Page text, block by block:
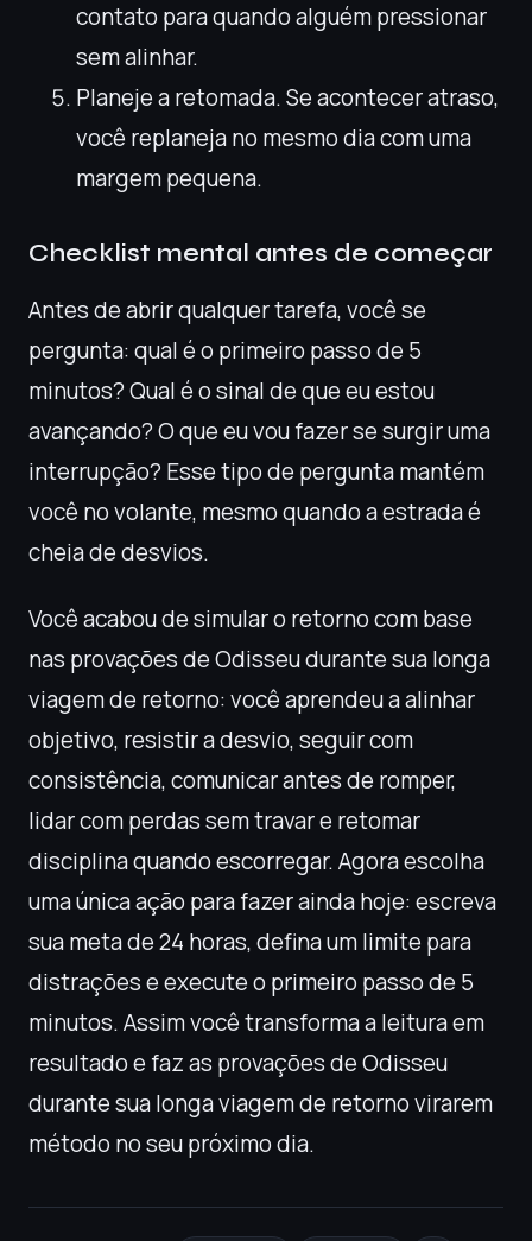
contato para quando alguém pressionar
sem alinhar.
Planeje a retomada. Se acontecer atraso,
você replaneja no mesmo dia com uma
margem pequena.
Checklist mental antes de começar
Antes de abrir qualquer tarefa, você se
pergunta: qual é o primeiro passo de 5
minutos? Qual é o sinal de que eu estou
avançando? O que eu vou fazer se surgir uma
interrupção? Esse tipo de pergunta mantém
você no volante, mesmo quando a estrada é
cheia de desvios.
Você acabou de simular o retorno com base
nas provações de Odisseu durante sua longa
viagem de retorno: você aprendeu a alinhar
objetivo, resistir a desvio, seguir com
consistência, comunicar antes de romper,
lidar com perdas sem travar e retomar
disciplina quando escorregar. Agora escolha
uma única ação para fazer ainda hoje: escreva
sua meta de 24 horas, defina um limite para
distrações e execute o primeiro passo de 5
minutos. Assim você transforma a leitura em
resultado e faz as provações de Odisseu
durante sua longa viagem de retorno virarem
método no seu próximo dia.